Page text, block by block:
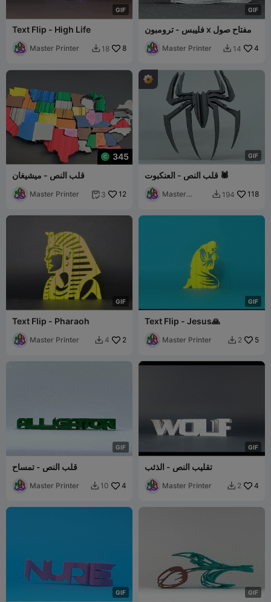
GIF
Text Flip - High Life
Master Printer  18 8
GIF
فليبس - ترومبون x مفتاح صول
Master Printer  14 4
345
قلب النص - ميشيغان
Master Printer  3 12
GIF
قلب النص - العنكبوت 🕷
Master
 194 118
GIF
Text Flip - Pharaoh
Master Printer  4 2
GIF
Text Flip - Jesus🙏
Master Printer  2 5
GIF
قلب النص - تمساح
Master Printer  10 4
GIF
تقليب النص - الذئب
Master Printer  2 4
GIF GIF